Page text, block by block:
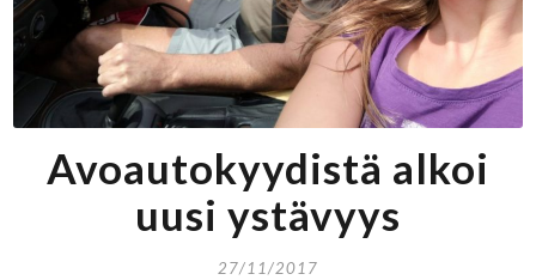
Avoautokyydistä alkoi
uusi ystävyys
27/11/2017